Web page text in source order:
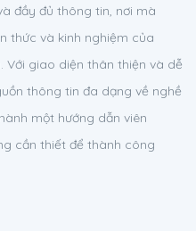
đầy đủ thông tin, nơi mà
thức và kinh nghiệm của
Với giao diện thân thiện và dễ
thông tin đa dạng về nghề
một hướng dẫn viên
cần thiết để thành công